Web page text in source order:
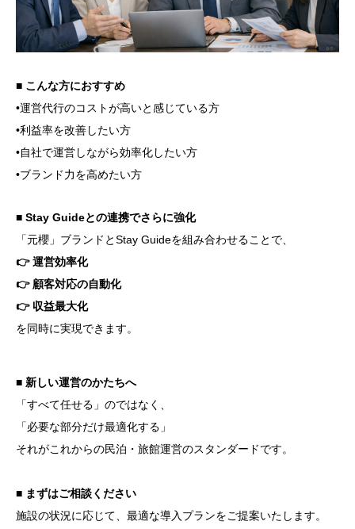
■ こんな方におすすめ
•運営代行のコストが高いと感じている方
•利益率を改善したい方
•自社で運営しながら効率化したい方
•ブランド力を高めたい方
■ Stay Guideとの連携でさらに強化
「元櫻」ブランドとStay Guideを組み合わせることで、
👉 運営効率化
👉 顧客対応の自動化
👉 収益最大化
を同時に実現できます。
■ 新しい運営のかたちへ
「すべて任せる」のではなく、
「必要な部分だけ最適化する」
それがこれからの民泊・旅館運営のスタンダードです。
■ まずはご相談ください
施設の状況に応じて、最適な導入プランをご提案いたします。